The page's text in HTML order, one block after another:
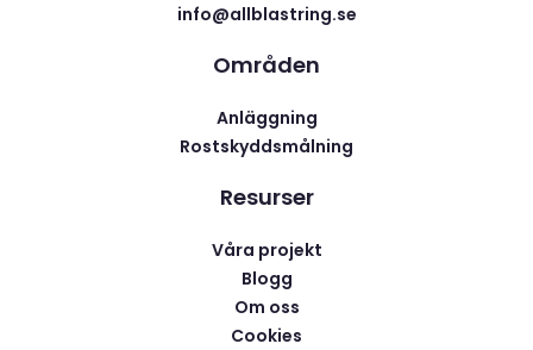
info@allblastring.se
Områden
Anläggning
Rostskyddsmålning
Resurser
Våra projekt
Blogg
Om oss
Cookies